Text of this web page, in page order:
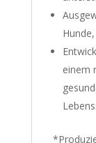
einem